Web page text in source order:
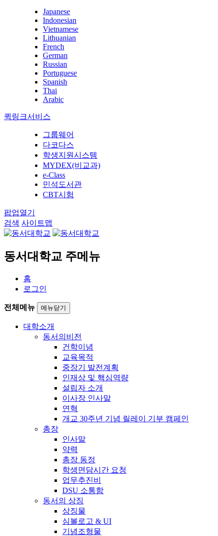
Japanese
Indonesian
Vietnamese
Lithuanian
French
German
Russian
Portuguese
Spanish
Thai
Arabic
퀵링크서비스
그룹웨어
다코다스
학생지원시스템
MYDEX(비교과)
e-Class
민석도서관
CBT시험
팝업열기
검색 사이트맵
동서대학교 주메뉴
홈
로그인
전체메뉴 메뉴닫기
대학소개
동서의비전
건학이념
교육목적
중장기 발전계획
인재상 및 핵심역량
설립자 소개
이사장 인사말
연혁
개교 30주년 기념 릴레이 기부 캠페인
총장
인사말
약력
총장 동정
학생면담시간 요청
업무추진비
DSU 소통함
동서의 상징
상징물
심볼로고 & UI
기념조형물